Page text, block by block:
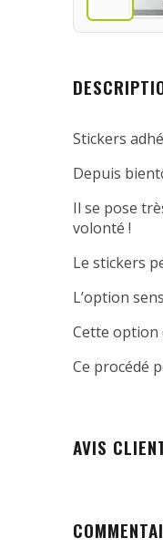
Stickers
Depuis
Il se pose
volonté !
Le stickers
L’option
Cette option
Ce procédé
AVIS